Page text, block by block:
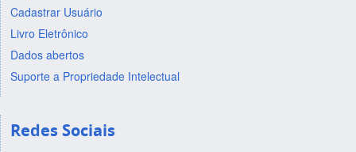
Cadastrar Usuário
Livro Eletrônico
Dados abertos
Suporte a Propriedade Intelectual
Redes Sociais